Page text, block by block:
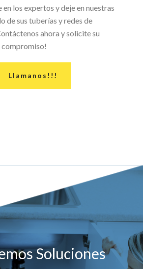
los expertos y deje en nuestras
de sus tuberías y redes de
ahora y solicite su
compromiso!
Llamanos!!!
Soluciones